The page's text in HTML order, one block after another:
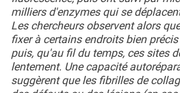
milliers d'enzymes qui se
Les chercheurs observent alors
fixer à certains endroits bien
puis, qu'au fil du temps, ces sites
lentement. Une capacité
suggèrent que les fibrilles de